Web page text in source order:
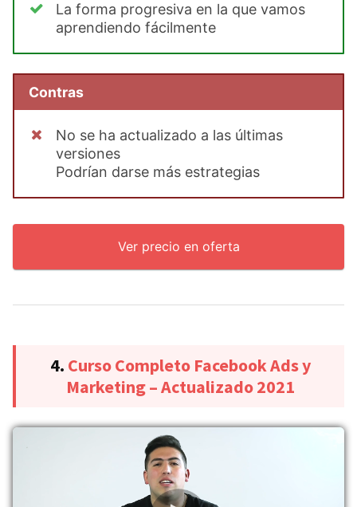
La forma progresiva en la que vamos
aprendiendo fácilmente
Contras
No se ha actualizado a las últimas
versiones
Podrían darse más estrategias
Ver precio en oferta
4. Curso Completo Facebook Ads y
Marketing – Actualizado 2021